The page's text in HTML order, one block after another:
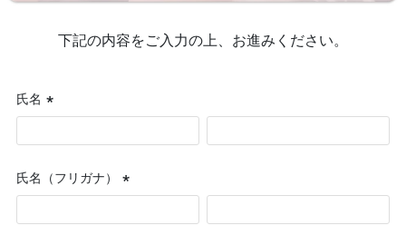
下記の内容をご入力の上、お進みください。
氏名
(必
須)
氏名（フリガナ）
(必
須)